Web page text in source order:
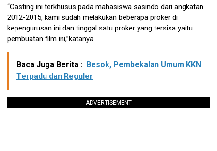
“Casting ini terkhusus pada mahasiswa sasindo dari angkatan
2012-2015, kami sudah melakukan beberapa proker di
kepengurusan ini dan tinggal satu proker yang tersisa yaitu
pembuatan film ini,”katanya.
Baca Juga Berita : Besok, Pembekalan Umum KKN
Terpadu dan Reguler
ADVERTISEMENT